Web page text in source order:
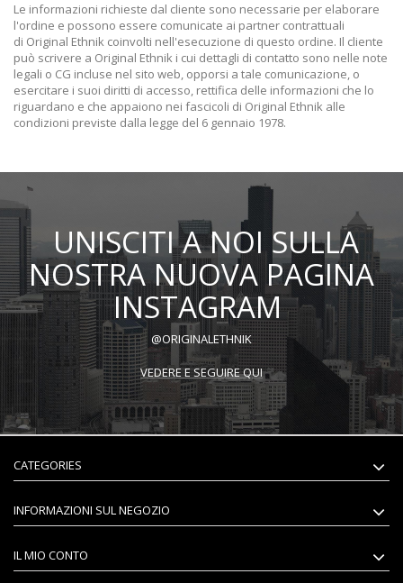
Le informazioni richieste dal cliente sono necessarie per elaborare
l'ordine e possono essere comunicate ai partner contrattuali
di Original Ethnik coinvolti nell'esecuzione di questo ordine. Il cliente
può scrivere a Original Ethnik i cui dettagli di contatto sono nelle note
legali o CG incluse nel sito web, opporsi a tale comunicazione, o
esercitare i suoi diritti di accesso, rettifica delle informazioni che lo
riguardano e che appaiono nei fascicoli di Original Ethnik alle
condizioni previste dalla legge del 6 gennaio 1978.
UNISCITI A NOI SULLA
NOSTRA NUOVA PAGINA
INSTAGRAM
@ORIGINALETHNIK
VEDERE E SEGUIRE QUI
CATEGORIES
INFORMAZIONI SUL NEGOZIO
IL MIO CONTO